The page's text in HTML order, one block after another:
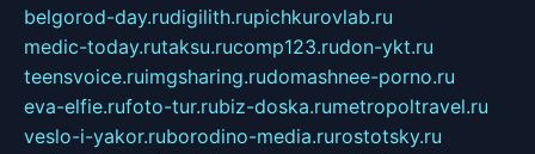
belgorod-day.rudigilith.rupichkurovlab.ru
medic-today.rutaksu.rucomp123.rudon-ykt.ru
teensvoice.ruimgsharing.rudomashnee-porno.ru
eva-elfie.rufoto-tur.rubiz-doska.rumetropoltravel.ru
veslo-i-yakor.ruborodino-media.rurostotsky.ru